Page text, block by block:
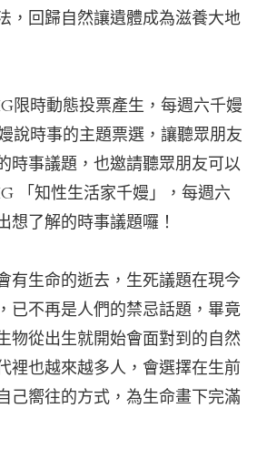
，回歸自然讓遺體成為滋養大地
限時動態投票產生，每週六千嫚
說時事的主題票選，讓聽眾朋友
時事議題，也邀請聽眾朋友可以
「知性生活家千嫚」，每週六
想了解的時事議題囉！
有生命的逝去，生死議題在現今
已不再是人們的禁忌話題，畢竟
物從出生就開始會面對到的自然
裡也越來越多人，會選擇在生前
己嚮往的方式，為生命畫下完滿